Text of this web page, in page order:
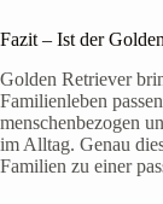
Fazit – Ist der
Golden Retriever
Familienleben
menschenbezogen
im Alltag. Genau
Familien zu einer